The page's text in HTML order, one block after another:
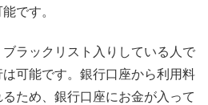
です。
ブラックリスト入りしている人で
可能です。銀行口座から利用料
ため、銀行口座にお金が入って